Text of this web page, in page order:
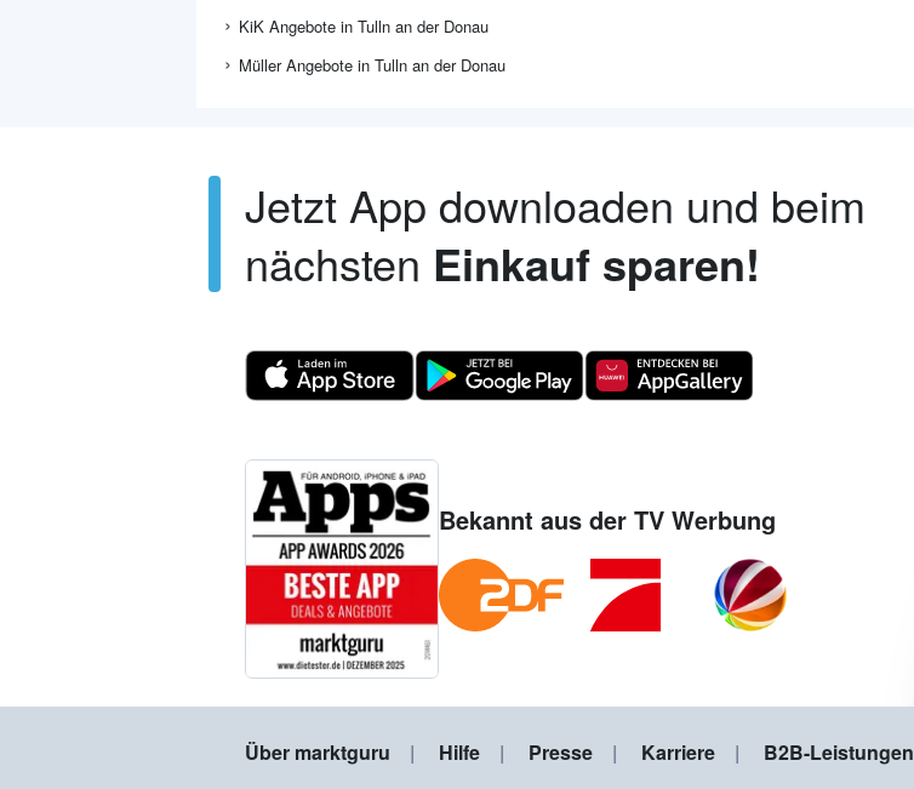
KiK Angebote in Tulln an der Donau
Müller Angebote in Tulln an der Donau
Jetzt App downloaden und beim
nächsten Einkauf sparen!
Bekannt aus der TV Werbung
Über marktguru Hilfe Presse Karriere B2B-Leistungen